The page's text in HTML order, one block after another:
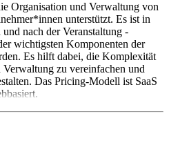
Organisation und Verwaltung von
unterstützt. Es ist in
nach der Veranstaltung -
wichtigsten Komponenten der
Es hilft dabei, die Komplexität
zu vereinfachen und
Das Pricing-Modell ist SaaS